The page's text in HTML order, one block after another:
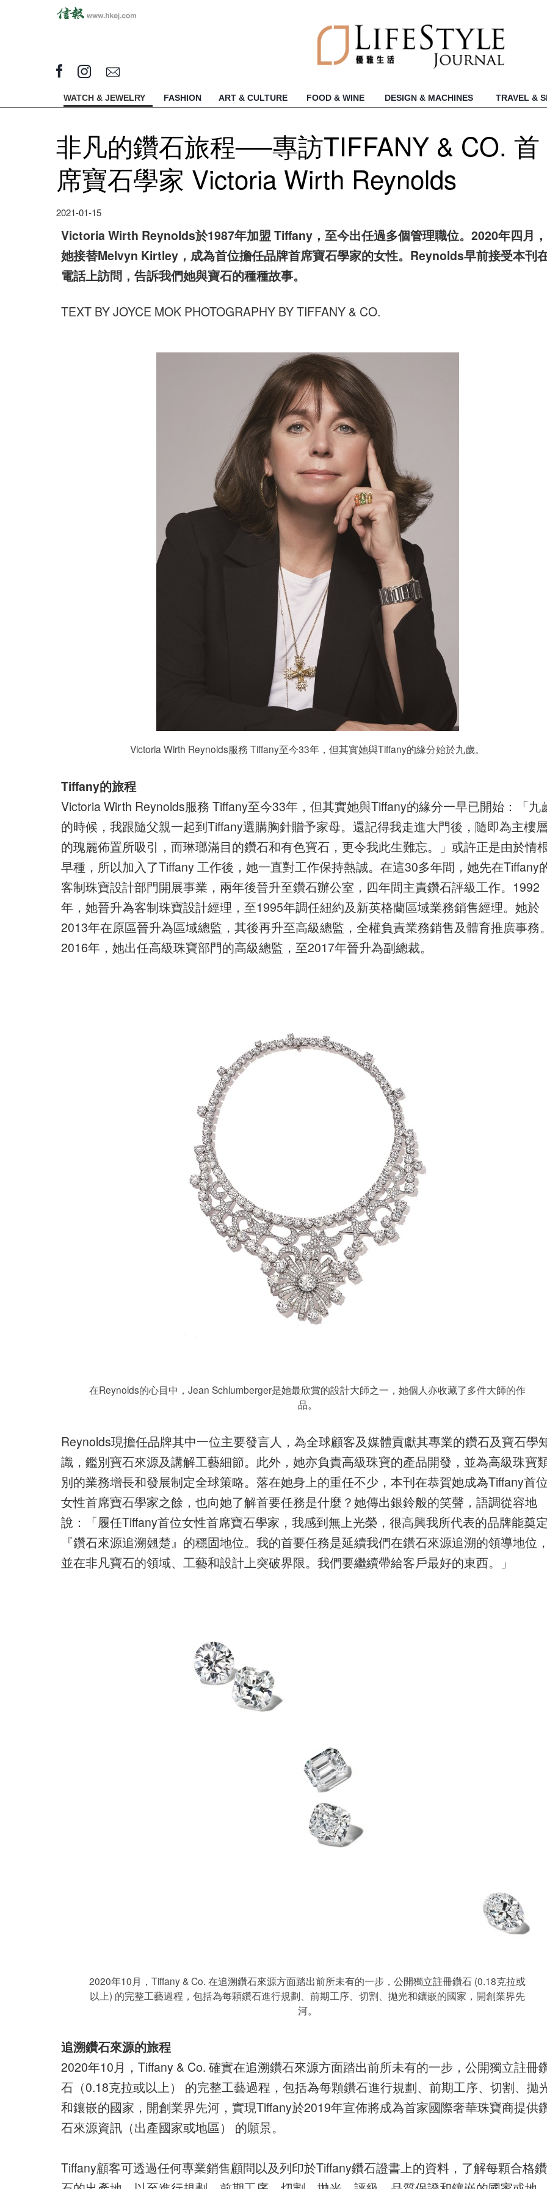
WATCH & JEWELRY FASHION ART & CULTURE FOOD & WINE DESIGN & MACHINES TRAVEL &
非凡的鑽石旅程──專訪TIFFANY & CO. 首
席寶石學家 Victoria Wirth Reynolds
2021-01-15
Victoria Wirth Reynolds於1987年加盟 Tiffany，至今出任過多個管理職位。2020年四月，
她接替Melvyn Kirtley，成為首位擔任品牌首席寶石學家的女性。Reynolds早前接受本刊
電話上訪問，告訴我們她與寶石的種種故事。
TEXT BY JOYCE MOK PHOTOGRAPHY BY TIFFANY & CO.
Victoria Wirth Reynolds服務 Tiffany至今33年，但其實她與Tiffany的緣分始於九歲。
Tiffany的旅程
Victoria Wirth Reynolds服務 Tiffany至今33年，但其實她與Tiffany的緣分一早已開始：「九
的時候，我跟隨父親一起到Tiffany選購胸針贈予家母。還記得我走進大門後，隨即為主樓層
的瑰麗佈置所吸引，而琳瑯滿目的鑽石和有色寶石，更令我此生難忘。」或許正是由於情
早種，所以加入了Tiffany 工作後，她一直對工作保持熱誠。在這30多年間，她先在Tiffany
客制珠寶設計部門開展事業，兩年後晉升至鑽石辦公室，四年間主責鑽石評級工作。1992
年，她晉升為客制珠寶設計經理，至1995年調任紐約及新英格蘭區域業務銷售經理。她於
2013年在原區晉升為區域總監，其後再升至高級總監，全權負責業務銷售及體育推廣事務。
2016年，她出任高級珠寶部門的高級總監，至2017年晉升為副總裁。
在Reynolds的心目中，Jean Schlumberger是她最欣賞的設計大師之一，她個人亦收藏了多件大師的作
品。
Reynolds現擔任品牌其中一位主要發言人，為全球顧客及媒體貢獻其專業的鑽石及寶石學
識，鑑別寶石來源及講解工藝細節。此外，她亦負責高級珠寶的產品開發，並為高級珠寶
別的業務增長和發展制定全球策略。落在她身上的重任不少，本刊在恭賀她成為Tiffany首位
女性首席寶石學家之餘，也向她了解首要任務是什麼？她傳出銀鈴般的笑聲，語調從容地
說：「履任Tiffany首位女性首席寶石學家，我感到無上光榮，很高興我所代表的品牌能奠定
『鑽石來源追溯翹楚』的穩固地位。我的首要任務是延續我們在鑽石來源追溯的領導地位，
並在非凡寶石的領域、工藝和設計上突破界限。我們要繼續帶給客戶最好的東西。」
2020年10月，Tiffany & Co. 在追溯鑽石來源方面踏出前所未有的一步，公開獨立註冊鑽石 (0.18克拉或
以上) 的完整工藝過程，包括為每顆鑽石進行規劃、前期工序、切割、拋光和鑲嵌的國家，開創業界先
河。
追溯鑽石來源的旅程
2020年10月，Tiffany & Co. 確實在追溯鑽石來源方面踏出前所未有的一步，公開獨立註冊
石（0.18克拉或以上） 的完整工藝過程，包括為每顆鑽石進行規劃、前期工序、切割、拋
和鑲嵌的國家，開創業界先河，實現Tiffany於2019年宣佈將成為首家國際奢華珠寶商提供
石來源資訊（出產國家或地區） 的願景。
Tiffany顧客可透過任何專業銷售顧問以及列印於Tiffany鑽石證書上的資料，了解每顆合格鑽